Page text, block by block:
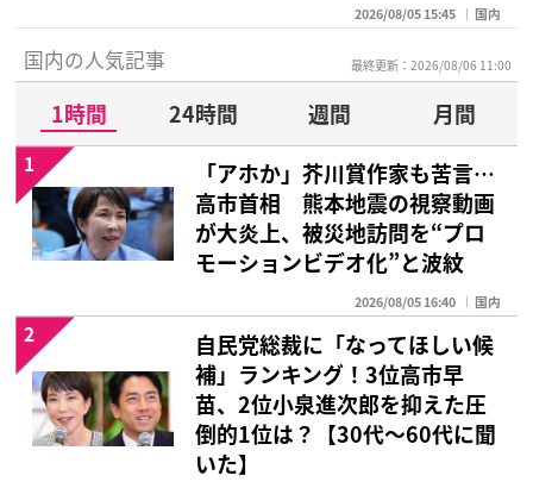
2026/08/05 15:45 国内
国内の人気記事 最終更新：2026/08/06 11:00
1時間 24時間 週間
月間
「アホか」芥川賞作家も苦言…
高市首相 熊本地震の視察動画
が大炎上、被災地訪問を“プロ
モーションビデオ化”と波紋
2026/08/05 16:40 国内
1
自民党総裁に「なってほしい候
補」ランキング！3位高市早
苗、2位小泉進次郎を抑えた圧
倒的1位は？【30代〜60代に聞
いた】
2